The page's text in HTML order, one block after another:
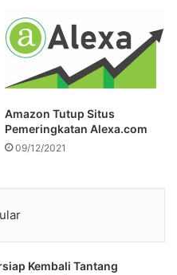
Amazon Tutup Situs
Pemeringkatan Alexa.com
09/12/2021
Kembali Tantang